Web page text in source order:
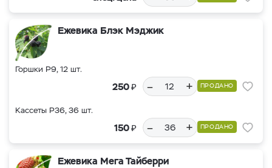
Ежевика Блэк Мэджик
Горшки Р9, 12 шт.
250₽ – + ПРОДАНО
Кассеты Р36, 36 шт.
150₽ – + ПРОДАНО
Ежевика Мега Тайберри